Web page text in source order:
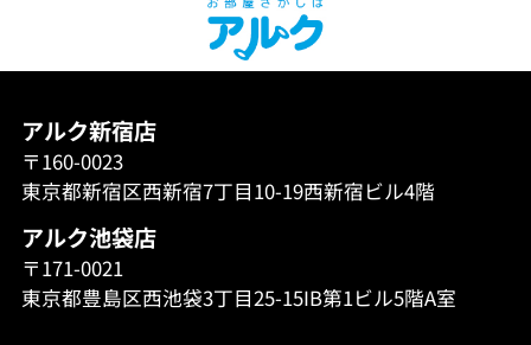
アルク新宿店
〒160-0023
東京都新宿区西新宿7丁目10-19西新宿ビル4階
アルク池袋店
〒171-0021
東京都豊島区西池袋3丁目25-15IB第1ビル5階A室